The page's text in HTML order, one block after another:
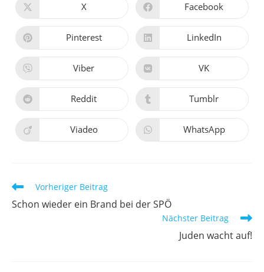
Öffnet
neuen
Fenster
X Öffnet
neuen
Fenster
Facebook
Öffnet
neuen
Fenster
Pinterest Öffnet
neuen
Fenster
LinkedIn
Öffnet
neuen
Fenster
Viber Öffnet
neuen
Fenster
VK
Öffnet
neuen
Fenster
Reddit Öffnet
neuen
Fenster
Tumblr
Öffnet
Viadeo Öffnet
WhatsApp
Weitere
ansehen
Vorheriger Beitrag
Schon wieder ein Brand bei der SPÖ
Nächster Beitrag
Juden wacht auf!